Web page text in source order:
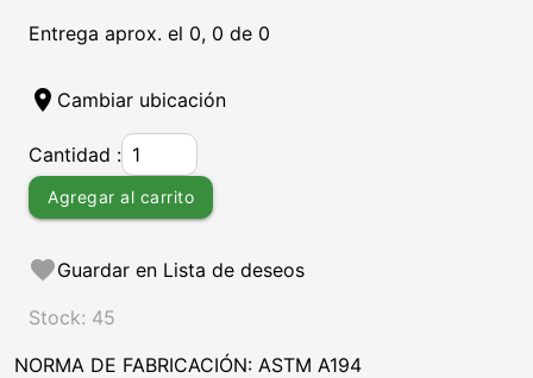
Entrega aprox. el 0, 0 de 0
location_on Cambiar ubicación
Cantidad :
Agregar al carrito
favoriteGuardar en Lista de deseos
Stock: 45
NORMA DE FABRICACIÓN: ASTM A194